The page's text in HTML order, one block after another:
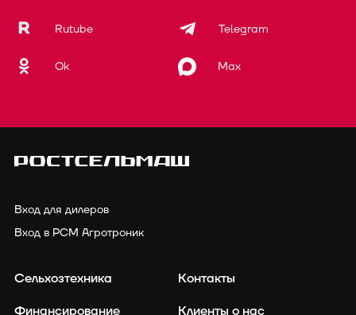
Rutube Telegram
Ok Max
Вход для дилеров
Вход в РСМ Агротроник
Сельхозтехника
Финансирование
Контакты
Клиенты о нас